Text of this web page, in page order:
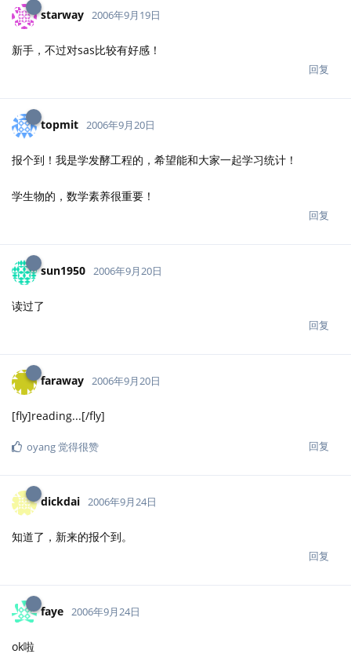
starway 2006年9月19日
新手，不过对sas比较有好感！
回复
topmit 2006年9月20日
报个到！我是学发酵工程的，希望能和大家一起学习统计！
学生物的，数学素养很重要！
回复
sun1950 2006年9月20日
读过了
回复
faraway 2006年9月20日
[fly]reading...[/fly]
回复
oyang觉得很赞
dickdai 2006年9月24日
知道了，新来的报个到。
回复
faye 2006年9月24日
ok啦